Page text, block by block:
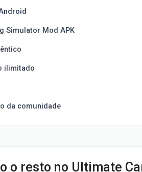
Simulator Mod APK
ilimitado
da comunidade
o resto no Ultimate